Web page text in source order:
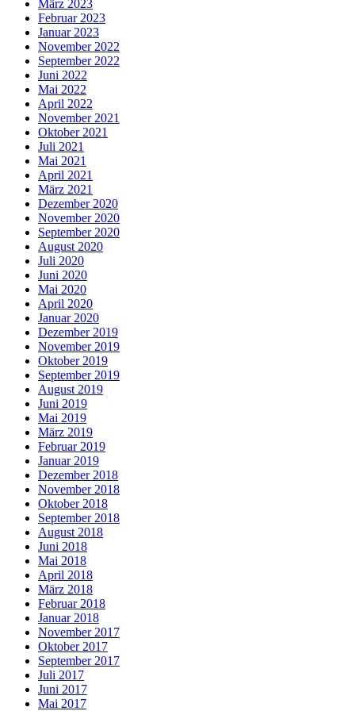
März 2023
Februar 2023
Januar 2023
November 2022
September 2022
Juni 2022
Mai 2022
April 2022
November 2021
Oktober 2021
Juli 2021
Mai 2021
April 2021
März 2021
Dezember 2020
November 2020
September 2020
August 2020
Juli 2020
Juni 2020
Mai 2020
April 2020
Januar 2020
Dezember 2019
November 2019
Oktober 2019
September 2019
August 2019
Juni 2019
Mai 2019
März 2019
Februar 2019
Januar 2019
Dezember 2018
November 2018
Oktober 2018
September 2018
August 2018
Juni 2018
Mai 2018
April 2018
März 2018
Februar 2018
Januar 2018
November 2017
Oktober 2017
September 2017
Juli 2017
Juni 2017
Mai 2017